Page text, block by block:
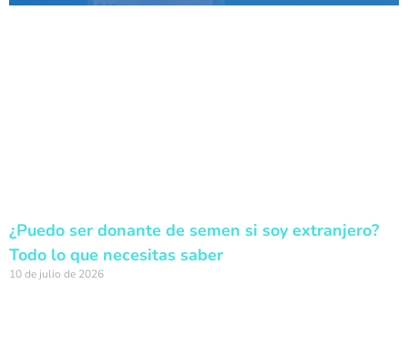
¿Puedo ser donante de semen si soy extranjero?
Todo lo que necesitas saber
10 de julio de 2026